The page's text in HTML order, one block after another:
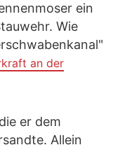
ein
Wie
an der
er dem
Allein